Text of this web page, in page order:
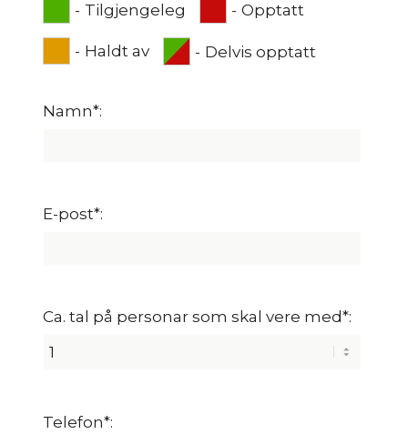
- Tilgjengeleg - Opptatt
- Haldt av - Delvis opptatt
Namn*:
E-post*:
Ca. tal på personar som skal vere med*:
Telefon*: